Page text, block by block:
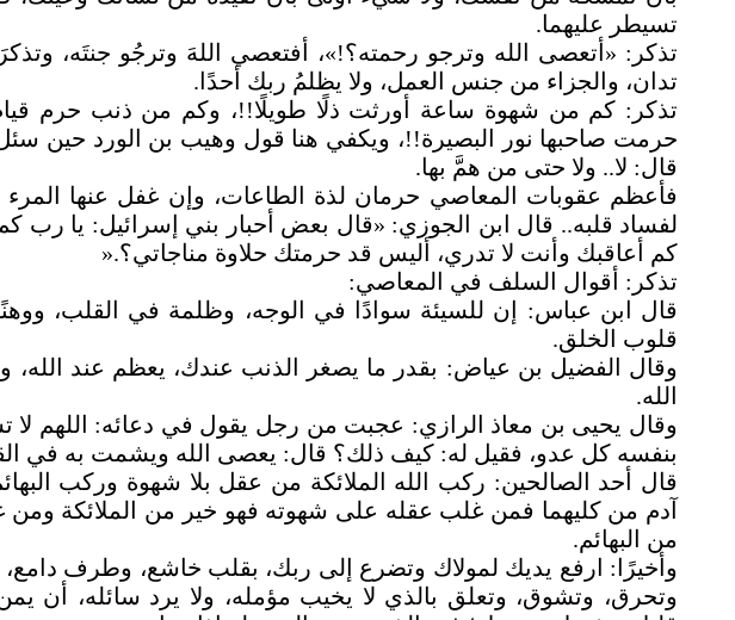
تسيطر عليهما.
تذكر: «أتعصى الله وترجو رحمته؟!»، أفتعصي اللهَ وترجُو جنتَه،
تدان، والجزاء من جنس العمل، ولا يظلمُ ربك أحدًا.
تذكر: كم من شهوة ساعة أورثت ذلًا طويلًا!!، وكم من ذنب حرم
حرمت صاحبها نور البصيرة!!، ويكفي هنا قول وهيب بن الورد حين
قال: لا.. ولا حتى من همَّ بها.
فأعظم عقوبات المعاصي حرمان لذة الطاعات، وإن غفل عنها المرء
لفساد قلبه.. قال ابن الجوزي: «قال بعض أحبار بني إسرائيل: يا رب
كم أعاقبك وأنت لا تدري، أليس قد حرمتك حلاوة مناجاتي؟».
تذكر: أقوال السلف في المعاصي:
قال ابن عباس: إن للسيئة سوادًا في الوجه، وظلمة في القلب،
قلوب الخلق.
وقال الفضيل بن عياض: بقدر ما يصغر الذنب عندك، يعظم عند الله،
الله.
وقال يحيى بن معاذ الرازي: عجبت من رجل يقول في دعائه: اللهم
بنفسه كل عدو، فقيل له: كيف ذلك؟ قال: يعصى الله ويشمت به في
قال أحد الصالحين: ركب الله الملائكة من عقل بلا شهوة وركب
آدم من كليهما فمن غلب عقله على شهوته فهو خير من الملائكة
من البهائم.
وأخيرًا: ارفع يديك لمولاك وتضرع إلى ربك، بقلب خاشع، وطرف
وتحرق، وتشوق، وتعلق بالذي لا يخيب مؤمله، ولا يرد سائله، أن يمن